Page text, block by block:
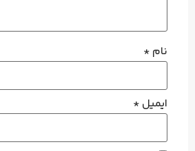
نام *
ایمیل *